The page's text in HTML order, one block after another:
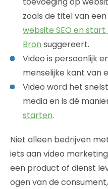
zoals de titel van
website SEO en start
Bron suggereert.
Video is persoonlijk
menselijke kant van
Video word het
media en is dé
starten.
Niet alleen bedrijven
iets aan video
een product of dienst
ogen van de